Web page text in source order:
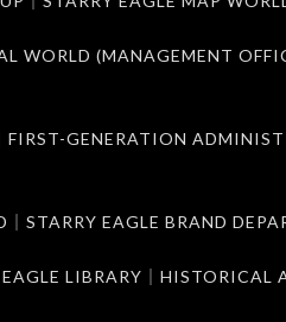
WORLD (MANAGEMENT
FIRST-GENERATION
STARRY EAGLE BRAND
LIBRARY｜HISTORICAL